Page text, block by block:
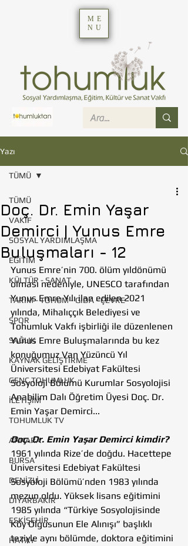
ME
NU
Yazı
TÜMÜ
VAKIF
SOSYAL YARDIMLAŞMA
EĞİTİM
KÜLTÜR - SANAT
TARIM - TOHUM - GIDA - ÇEVRE
SPOR
SAĞLIK
KAYNAK GELİŞTİRME
GENÇ TOHUMLUK
İLETİŞİM
TOHUMLUK TV
ANKARA
BURSA
DENİZLİ
DİYARBAKIR
ESKİŞEHİR
HATAY
TÜMÜ
Doç. Dr. Emin Yaşar
Demirci | Yunus Emre
Buluşmaları - 12
Yunus Emre’nin 700. ölüm yıldönümü
olması nedeniyle, UNESCO tarafından
Yunus Emre Yılı ilan edilen 2021
yılında, Mihalıççık Belediyesi ve
Tohumluk Vakfı işbirliği ile düzenlenen
Yunus Emre Buluşmalarında bu kez
konuğumuz Van Yüzüncü Yıl
Üniversitesi Edebiyat Fakültesi
Sosyoloji Bölümü Kurumlar Sosyolojisi
Anabilim Dalı Öğretim Üyesi Doç. Dr.
Emin Yaşar Demirci...
Doç. Dr. Emin Yaşar Demirci kimdir?
1961 yılında Rize’de doğdu. Hacettepe
Üniversitesi Edebiyat Fakültesi
Sosyoloji Bölümü’nden 1983 yılında
mezun oldu. Yüksek lisans eğitimini
1985 yılında “Türkiye Sosyolojisinde
Köy Olgusunun Ele Alınışı” başlıklı
teziyle aynı bölümde, doktora eğitimini